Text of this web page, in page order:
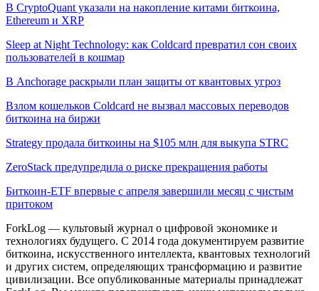
В CryptoQuant указали на накопление китами биткоина,
Ethereum и XRP
Sleep at Night Technology: как Coldcard превратил сон своих
пользователей в кошмар
В Anchorage раскрыли план защиты от квантовых угроз
Взлом кошельков Coldcard не вызвал массовых переводов
биткоина на биржи
Strategy продала биткоины на $105 млн для выкупа STRC
ZeroStack предупредила о риске прекращения работы
Биткоин-ETF впервые с апреля завершили месяц с чистым
притоком
ForkLog — культовый журнал о цифровой экономике и
технологиях будущего. С 2014 года документируем развитие
биткоина, искусственного интеллекта, квантовых технологий
и других систем, определяющих трансформацию и развитие
цивилизации. Все опубликованные материалы принадлежат